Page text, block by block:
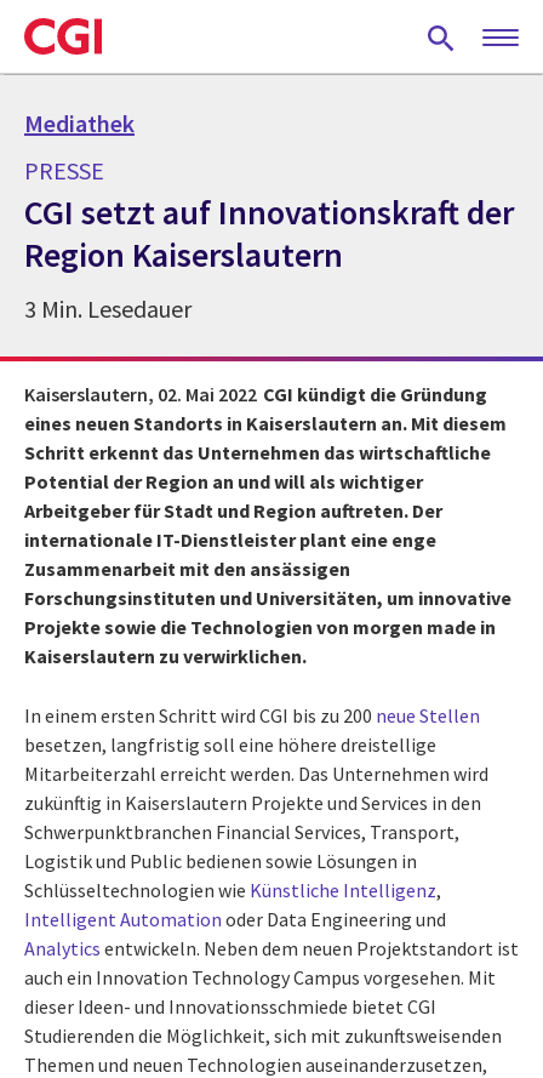
Skip
to
main
Mediathek
PRESSE
CGI setzt auf Innovationskraft der
Region Kaiserslautern
3 Min. Lesedauer
Kaiserslautern, 02. Mai 2022 CGI kündigt die Gründung
eines neuen Standorts in Kaiserslautern an. Mit diesem
Schritt erkennt das Unternehmen das wirtschaftliche
Potential der Region an und will als wichtiger
Arbeitgeber für Stadt und Region auftreten. Der
internationale IT-Dienstleister plant eine enge
Zusammenarbeit mit den ansässigen
Forschungsinstituten und Universitäten, um innovative
Projekte sowie die Technologien von morgen made in
Kaiserslautern zu verwirklichen.
In einem ersten Schritt wird CGI bis zu 200 neue Stellen
besetzen, langfristig soll eine höhere dreistellige
Mitarbeiterzahl erreicht werden. Das Unternehmen wird
zukünftig in Kaiserslautern Projekte und Services in den
Schwerpunktbranchen Financial Services, Transport,
Logistik und Public bedienen sowie Lösungen in
Schlüsseltechnologien wie Künstliche Intelligenz,
Intelligent Automation oder Data Engineering und
Analytics entwickeln. Neben dem neuen Projektstandort ist
auch ein Innovation Technology Campus vorgesehen. Mit
dieser Ideen- und Innovationsschmiede bietet CGI
Studierenden die Möglichkeit, sich mit zukunftsweisenden
Themen und neuen Technologien auseinanderzusetzen,